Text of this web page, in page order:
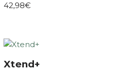
42,98€
Xtend+